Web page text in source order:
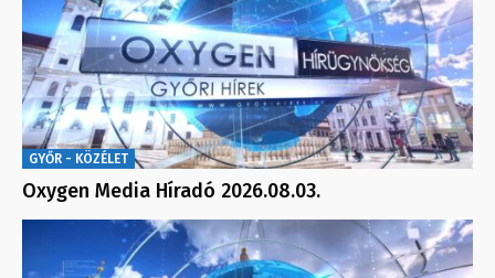
GYŐR - KÖZÉLET
Oxygen Media Híradó 2026.08.03.